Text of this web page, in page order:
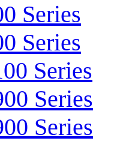
Series
Series
Series
Series
Series